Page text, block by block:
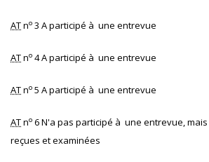
ATno 3 A participé à une entrevue
ATno 4 A participé à une entrevue
ATno 5 A participé à une entrevue
ATno 6 N'a pas participé à une entrevue,
reçues et examinées